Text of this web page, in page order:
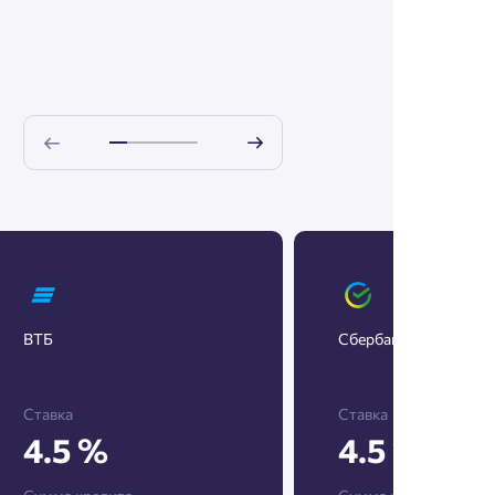
ВТБ
Ставка
4.5 %
Сбербанк
Ставка
4.5 %